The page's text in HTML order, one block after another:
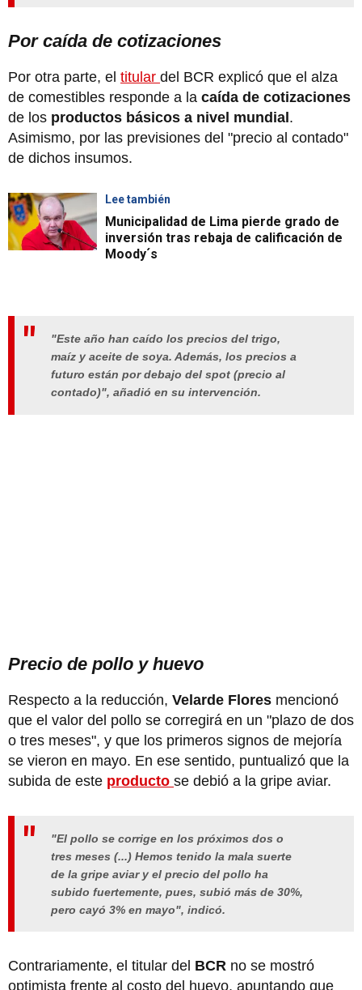
Por caída de cotizaciones
Por otra parte, el titular del BCR explicó que el alza
de comestibles responde a la caída de cotizaciones
de los productos básicos a nivel mundial .
Asimismo, por las previsiones del "precio al contado"
de dichos insumos.
Lee también
Municipalidad de Lima pierde grado de
inversión tras rebaja de calificación de
Moody´s
"Este año han caído los precios del trigo,
maíz y aceite de soya. Además, los precios a
futuro están por debajo del spot (precio al
contado)", añadió en su intervención.
Precio de pollo y huevo
Respecto a la reducción, Velarde Flores mencionó
que el valor del pollo se corregirá en un "plazo de dos
o tres meses", y que los primeros signos de mejoría
se vieron en mayo. En ese sentido, puntualizó que la
subida de este producto se debió a la gripe aviar.
"El pollo se corrige en los próximos dos o
tres meses (...) Hemos tenido la mala suerte
de la gripe aviar y el precio del pollo ha
subido fuertemente, pues, subió más de 30%,
pero cayó 3% en mayo", indicó.
Contrariamente, el titular del BCR no se mostró
optimista frente al costo del huevo, apuntando que